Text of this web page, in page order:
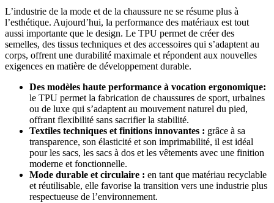
L’industrie de la mode et de la chaussure ne se résume plus à
l’esthétique. Aujourd’hui, la performance des matériaux est tout
aussi importante que le design. Le TPU permet de créer des
semelles, des tissus techniques et des accessoires qui s’adaptent au
corps, offrent une durabilité maximale et répondent aux nouvelles
exigences en matière de développement durable.
Des modèles haute performance à vocation ergonomique:
le TPU permet la fabrication de chaussures de sport, urbaines
ou de luxe qui s’adaptent au mouvement naturel du pied,
offrant flexibilité sans sacrifier la stabilité.
Textiles techniques et finitions innovantes : grâce à sa
transparence, son élasticité et son imprimabilité, il est idéal
pour les sacs, les sacs à dos et les vêtements avec une finition
moderne et fonctionnelle.
Mode durable et circulaire : en tant que matériau recyclable
et réutilisable, elle favorise la transition vers une industrie plus
respectueuse de l’environnement.